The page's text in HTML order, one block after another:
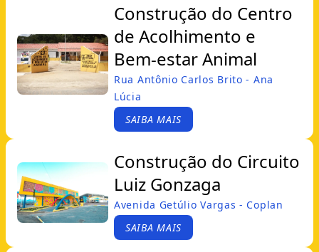
Construção do Centro
de Acolhimento e
Bem-estar Animal
Rua Antônio Carlos Brito - Ana
Lúcia
SAIBA MAIS
Construção do Circuito
Luiz Gonzaga
Avenida Getúlio Vargas - Coplan
SAIBA MAIS